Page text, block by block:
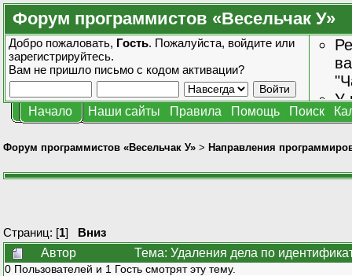
Форум программистов «Весельчак У»
Добро пожаловать, Гость. Пожалуйста, войдите или
зарегистрируйтесь.
Вам не пришло письмо с кодом активации?
У
Начало Наши сайты Правила Помощь Поиск
Форум программистов «Весельчак У» > Направления
Страниц: [1] Вниз
Автор
Тема: Удаления дела по
0 Пользователей и 1 Гость смотрят эту тему.